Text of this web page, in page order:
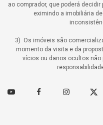
ao comprador, que poderá
eximindo a imobiliária
3) Os imóveis são
momento da visita e da
vícios ou danos ocultos não
Youtube FacebookInstagram